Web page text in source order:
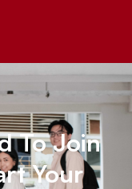
To Join
Your